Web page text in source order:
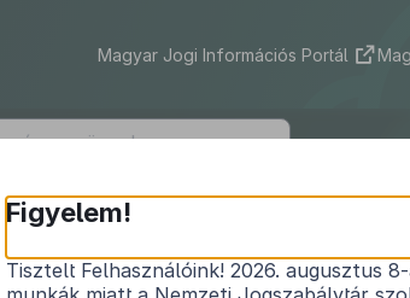
Magyar Jogi Információs Portál
2019.
egyes ügyintézési
Figyelem!
Tisztelt Felhasználóink! 2026. augusztus